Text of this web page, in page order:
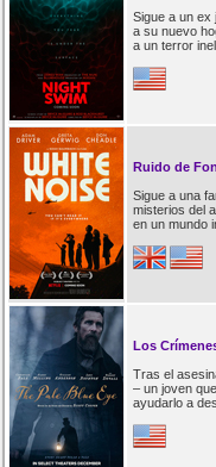
Sigue a un ex
a su nuevo
a un terror
Ruido de
Sigue a una
misterios del
en un mundo
Los
Tras el
– un joven
ayudarlo a